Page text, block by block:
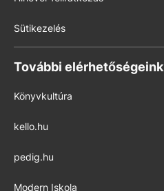
Sütikezelés
További elérhetőségeink
Könyvkultúra
kello.hu
pedig.hu
Modern Iskola